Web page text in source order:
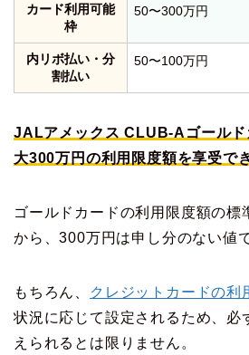
カード利用可能
枠
50〜300万円
内リボ払い・分
割払い
50〜100万円
JALアメックス CLUB-Aゴールド
大300万円の利用限度額を享受で
ゴールドカードの利用限度額の標
から、300万円は申し分のない値
もちろん、 クレジットカードの利
状況に応じて設定されるため、必
えられるとは限りません。